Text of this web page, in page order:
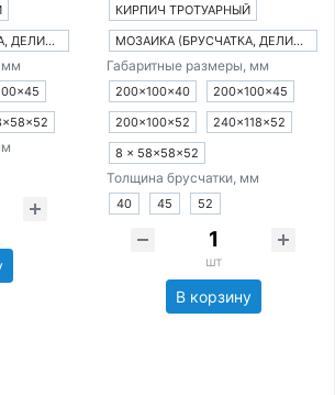
МОЗАИКА (БРУСЧАТКА, ДЕЛИМАЯ НА 8 ЧАСТЕЙ)
мм
КИРПИЧ ТРОТУАРНЫЙ
МОЗАИКА (БРУСЧАТКА, ДЕЛИМАЯ НА 8 ЧАСТЕЙ)
Габаритные размеры, мм
200×100×40
200×100×45
200×100×52
240×118×52
8 × 58×58×52
Толщина брусчатки, мм
40 45 52
шт
В корзину